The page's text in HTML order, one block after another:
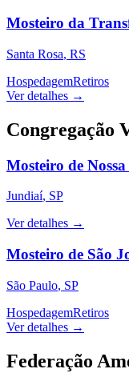
Mosteiro da
Santa Rosa, RS
HospedagemRetiros
Ver detalhes →
Congregação
Mosteiro de
Jundiaí, SP
Ver detalhes →
Mosteiro de São
São Paulo, SP
HospedagemRetiros
Ver detalhes →
Federação